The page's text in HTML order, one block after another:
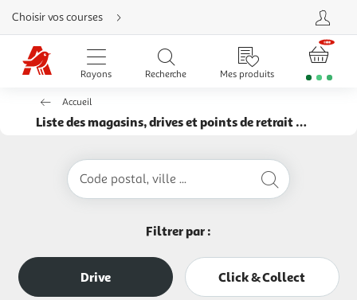
Aller
directement
au
contenu
Aller
directement
Aller
directement
directement
Choisir vos courses
Rayons Recherche Mes produits
Accueil
Liste des magasins, drives et points de retrait Auchan
Code postal, ville ...
Filtrer par :
Drive Click & Collect